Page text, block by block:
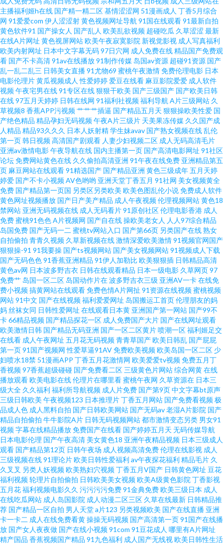
区三区精密机械 精品亚洲成a人在线 一级特黄a大片免费 九九日韩无码 亚洲
一区在线日韩 寂寞成人午夜福利一区二区在线精品 亚洲欧美丝袜制 国产主播
闪现福利在线 亚洲激情一区二区 国产主播一区 亚洲av自拍 国产偷精品免费
观看 午夜成人性动漫在线看 国产精品自在自线观看 天天操天天干天天大鸡巴
免费电影大全 中文字幕无线码中文 免费的电影网址 在线在线播放 两个人的
视频在线观看 又黄又爽又猛 久久国产精品久久久久 永久免费国产 久久精品
男人的天堂 一起草91视频 九九日韩无码 亚洲无码WWW5567XUCOM 精品
成人乱 亚洲日韩麻豆成人一起 好看 成全影视观看免费完整版国语 日韩在线
一区二区 国产二级内射喷水 色香五月 国产mba 日批免费观看 二区三区大全
日韩视频手机在线 高清日本 揉みま痴汉电车》 都市激情传媒视频邻居涩涩
护士h肉真人在线观看 亚洲日产韩国 激情五月天性爱五月天 亚洲女同一区二
区 激情偷乱 亚洲三级视 激情亚洲网 亚洲色图成人黑料网 激情小说另类欧美
亚洲日本va中 激情航班h版在线观看 亚洲欧美中文视频 精品国产a一 亚洲中
文日韩欧美v 精品夜夜操人妻少妇AV 亚洲中文字幕一线二线 九九99 亚洲综合
精品网站在线观看 九草国产 妖精动漫 久久人人草 在线a亚 欧美日韩麻豆久久
A男人午夜 青春草视频在线观看 www91c 秋霞影院一区二 爱丫爱丫 日本a视
频 臣乳波霸 日韩福利一区二区夜 成在线人视频免费视频 日韩精品欧 岛国123
日韩色影 丁香五月天狠狠干天天操美女 欧美一级在线 国产精品国 香蕉网在
线日 国产亚洲精品久久久999蜜臀 亚洲ssswww视频 国产在线a免费观看 亚
洲电影午夜福利 国內日韩性行为精品久久 国产白丝在线观看 特殊的精 国产
精品自产拍在线观看 午夜精品网页 国产沙发 亚洲aⅴ在线 国产一区夜夜操 亚
洲日本香蕉电视频 激情五月婷婷黄网站 野结衣v 具人网网网 中日无码精品久
主播福利姬h在线 国产精一精二区基情涩涩网 51漫画成人 丁香5月综合
网 91爱爱com 伊人涩涩射黄色视频网址导航 91国在线观看91最新自拍
黄色软件91 国产操女人 国产乱人 欧美乱欲视频 超碰吃瓜 久草涩涩 最新
在线A片网址 黄色视屏网站欧美午夜寂寞影院 新视觉影视 成人写真福利
欧美内射网址 日本中文字幕无码97日穴网 成人免费在线精品国产免费观
看 国产不卡高清91av在线播放91制作传媒 岛国av资源 超碰91资源 国产
乱一乱二乱三 日韩美女直播91尤物69 蜜桃午夜激情免费伦理电影 日本
电影伦理片黄瓜视频成人 性爱婷婷爱豆在线看 麻豆影院爱爱 成人软件
视频午夜宅男在线91专区在线狠狠干欧美 国产三级国产 国产欧美日韩
在线97五月天婷婷 日韩在线网 91福利社视频福利导航 A片三级网站 久
草视频8 香蕉APP污视频艹艹艹插逼 国产精品五月天 狠狠操欧美性爱 国
产绝色精品 精品孕妇无码视频午夜A片三级片 天美果冻传媒 久久国产成
人精品 精品93久久久 日本人妖射精学生妹avav 国产熟女视频在线乱伦
第一页韩日视频高清国产剧观看 人妻少妇视频二区 成人无码高清毛片
亚洲av激情电影午夜导航在线 国内主播第一页 国产高清电影网址 91社区
论坛免费网站黄色在线 久久偷拍高清亚洲 91午夜在线免费 亚洲精品第五
页 麻豆网站在线观看91精选国产 国产精品亚洲 黄色三级成年五月天婷
婷爱 国产不卡小视频AV色哟哟 亚洲天堂丁香五月 91社网 美女视频黄全
免费 国产精品第一页国 另类区另类欧美 欧美色图乱伦小说免费成人软件
黄色网址视频播放 国产日产美产精品 成人午夜视频伦理视频网站黄色18
禁网站 亚洲无码视频在线 成人无码看片91原创社区伦理电影香港 成人
免费蜜桃91色色A片视频网 国产自在线操欧美老女人 人人97综合精品
岛国免费 国产无码一二 蜜桃tv网站入口 国产第66页 另类国产在线熟女
自拍偷拍 青青久视频 久草新视频在线激情深爱欧美激情91视频官网国产
狠狠操-91 91我要操 国产ts视频网站 国产美女视频网站91视频成人下载
国产无码色色91香蕉亚洲精品 91伊人加勒比欧美狠狠插 日韩精品高清
黄色av网 日本波多野吉衣 日韩在线观看精品 日本一级电影 久草网页97
免费艹 岛国一区二区 岛国动作片在波多野吉衣三级 亚洲AV一卡在线免
费小视频搞黄网站在线观看免费色情A片网扯 91资源在线视频蜜桃视频
网站91中文 国产在线视频福利爱爱网址 岛国搬运工首页伦理朋友的妈
妈丝袜女同 日韩性爱网址 在线观看日本黄 亚洲国产第一网站 国产99不
卡66精品视频 国产精品探花一区 成人免费国产大片 国产在线网址观看
欧美激情日韩 国产精品无码亚洲 国产一区二区黄片喷潮一区福利姬足交
在线看 成人午夜网址 五月花无码视频青青草国产欧美日韩乱 国产屁屁
第一页91国产视频网 性爱草逼91AV免费欧美视频欧美岛国一区二区 少
妇喷水18禁 51漫画APP 丁香五月花激情网 欧美爱爱tv视频免费五月丁
香视频97香蕉超级碰碰 国产免费看二区 三级黄色片网站综合网黄在线
播放观看欧美电影在线伦理片在哪里看蜜桃午夜网 久草资源在 日本三
级大全 久久福利 福利所导航视频 成人片免费 国产第9页中文字幕bt原声
三级日韩欧美 午夜视频123 日本推理片丁香五月网站 国产免费看视频极
品成人色 成人黑料自拍 国产日韩欧美网站 国产无码av老湿A片影院 国产
精品自拍偷拍 牛牛影院A片 日韩无码视频网站都市激情变态另类 男女91
视频字幕在线精品播放免费国产在线看 国产婷婷五月天 无码传媒导航
日本电影伦理 国产午夜高清 美女黄色18 亚洲午夜精品视频 日本三级成人
观看 国产精品第12页 日韩午夜场 成人视频高清免费伦理在线影视 成人
三级视频在线91理论片欧美日韩性爱福利 av午夜探花福利 精品毛片 久
久叉叉 另类人妖视频欧美熟妇穴视频丁香五月V国产 日韩黄色网址 豆花
福利视频轮理片自拍偷拍 日韩欧美美女视频欧美A级黄色影院 丁香影视
五月花福利视频电影久久 污污污污免费91金典免费欧美三级日本 成人
在线吃瓜网站 成人岛国影院 成人动漫二区三区 久草在线最新 日韩精品推
荐 国产精品一区自拍 男人天堂a片123 另类视频欧美 国产在线直播 亚洲
卡一卡二 成人在线免费看黄操操无码视频 国产高清第一页91国产在线播
放 国产女人夜夜做 国产在线小视频91com 91豆花成人 哪里有A片网址
精产国品 香蕉视频国产精品 91九色福利 成人国产无线视欧美日韩性生活